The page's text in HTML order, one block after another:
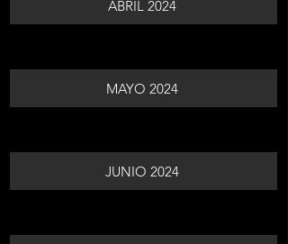
ABRIL 2024
MAYO 2024
JUNIO 2024